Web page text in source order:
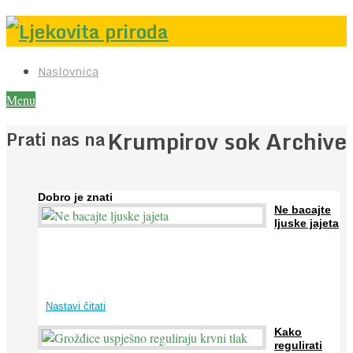
Naslovnica
Menu
Krumpirov sok Archive
Dobro je znati
Ne bacajte
ljuske jajeta
Nastavi čitati
Kako
regulirati
Prati nas na